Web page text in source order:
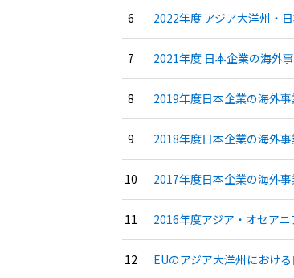
2022年度 アジア大洋州・
2021年度 日本企業の海外
2019年度日本企業の海外
2018年度日本企業の海外
2017年度日本企業の海外
2016年度アジア・オセア
EUのアジア大洋州におけ